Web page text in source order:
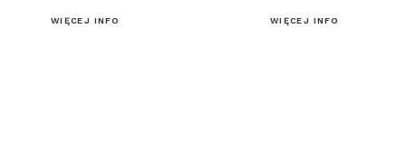
WIĘCEJ INFO WIĘCEJ INFO